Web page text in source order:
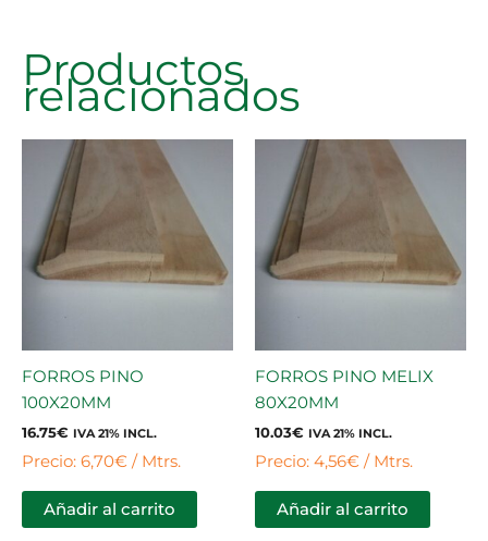
Productos
relacionados
FORROS PINO
100X20MM
16.75€ IVA 21% INCL.
Precio: 6,70€ / Mtrs.
Añadir al carrito
FORROS PINO MELIX
80X20MM
10.03€ IVA 21% INCL.
Precio: 4,56€ / Mtrs.
Añadir al carrito